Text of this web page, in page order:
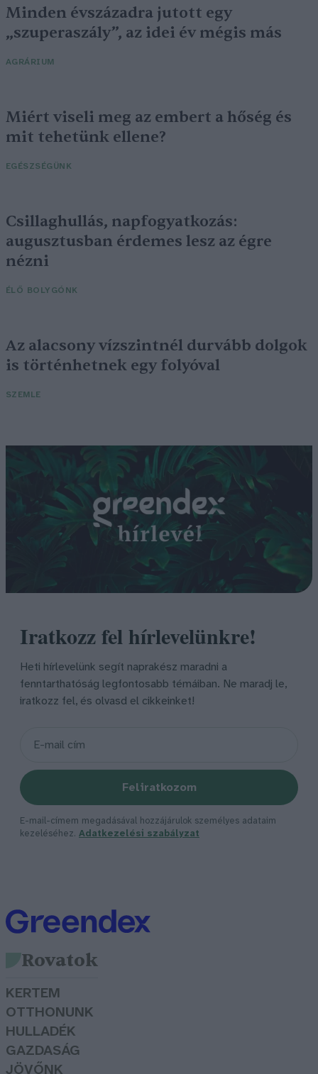
Minden évszázadra jutott egy
„szuperaszály”, az idei év mégis más
AGRÁRIUM
Miért viseli meg az embert a hőség és
mit tehetünk ellene?
EGÉSZSÉGÜNK
Csillaghullás, napfogyatkozás:
augusztusban érdemes lesz az égre
nézni
ÉLŐ BOLYGÓNK
Az alacsony vízszintnél durvább dolgok
is történhetnek egy folyóval
SZEMLE
Iratkozz fel hírlevelünkre!
Heti hírlevelünk segít naprakész maradni a
fenntarthatóság legfontosabb témáiban. Ne maradj le,
iratkozz fel, és olvasd el cikkeinket!
Feliratkozom
E-mail-címem megadásával hozzájárulok személyes adataim
kezeléséhez. Adatkezelési szabályzat
Rovatok
KERTEM
OTTHONUNK
HULLADÉK
GAZDASÁG
JÖVŐNK